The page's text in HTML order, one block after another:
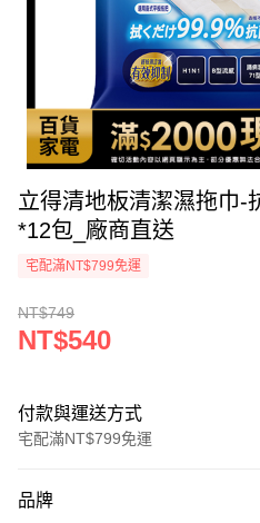
立得清地板清潔濕拖巾-
*12包_廠商直送
宅配滿NT$799免運
NT$749
NT$540
付款與運送方式
宅配滿NT$799免運
icash Pay
品牌